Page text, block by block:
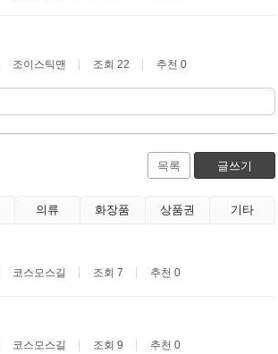
조이스틱맨 조회 22 추천 0
목록 글쓰기
의류 화장품 상품권 기타
코스모스길 조회 7 추천 0
코스모스길 조회 9 추천 0